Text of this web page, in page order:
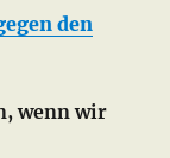
den
wenn wir